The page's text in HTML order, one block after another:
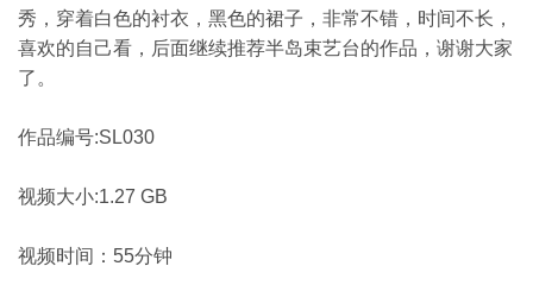
秀，穿着白色的衬衣，黑色的裙子，非常不错，时间不长，
喜欢的自己看，后面继续推荐半岛束艺台的作品，谢谢大家
了。
作品编号:SL030
视频大小:1.27 GB
视频时间：55分钟